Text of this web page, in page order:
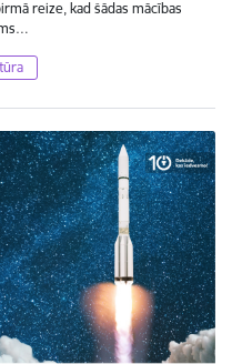
reize, kad šādas mācības